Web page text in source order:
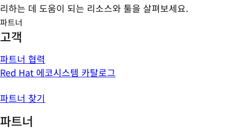
리하는 데 도움이 되는 리소스와 툴을 살펴보세요.
파트너
고객
파트너 협력
Red Hat 에코시스템 카탈로그
파트너 찾기
파트너